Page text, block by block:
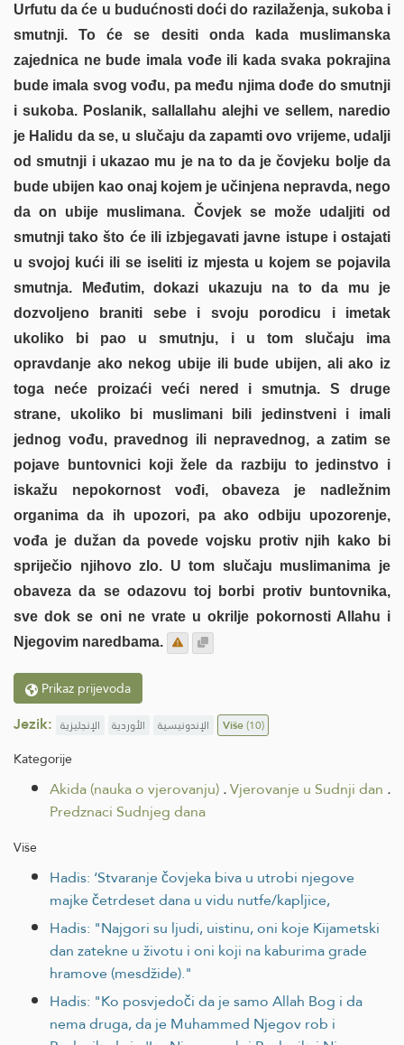
Urfutu da će u budućnosti doći do razilaženja, sukoba i
smutnji. To će se desiti onda kada muslimanska
zajednica ne bude imala vođe ili kada svaka pokrajina
bude imala svog vođu, pa među njima dođe do smutnji
i sukoba. Poslanik, sallallahu alejhi ve sellem, naredio
je Halidu da se, u slučaju da zapamti ovo vrijeme, udalji
od smutnji i ukazao mu je na to da je čovjeku bolje da
bude ubijen kao onaj kojem je učinjena nepravda, nego
da on ubije muslimana. Čovjek se može udaljiti od
smutnji tako što će ili izbjegavati javne istupe i ostajati
u svojoj kući ili se iseliti iz mjesta u kojem se pojavila
smutnja. Međutim, dokazi ukazuju na to da mu je
dozvoljeno braniti sebe i svoju porodicu i imetak
ukoliko bi pao u smutnju, i u tom slučaju ima
opravdanje ako nekog ubije ili bude ubijen, ali ako iz
toga neće proizaći veći nered i smutnja. S druge
strane, ukoliko bi muslimani bili jedinstveni i imali
jednog vođu, pravednog ili nepravednog, a zatim se
pojave buntovnici koji žele da razbiju to jedinstvo i
iskažu nepokornost vođi, obaveza je nadležnim
organima da ih upozori, pa ako odbiju upozorenje,
vođa je dužan da povede vojsku protiv njih kako bi
spriječio njihovo zlo. U tom slučaju muslimanima je
obaveza da se odazovu toj borbi protiv buntovnika,
sve dok se oni ne vrate u okrilje pokornosti Allahu i
Njegovim naredbama.
Prikaz prijevoda
Jezik: الإنجليزية الأوردية الإندونيسية Više(10)
Kategorije
Akida (nauka o vjerovanju).Vjerovanje u Sudnji dan .
Predznaci Sudnjeg dana
Više
Hadis: ‘Stvaranje čovjeka biva u utrobi njegove
majke četrdeset dana u vidu nutfe/kapljice,
Hadis: "Najgori su ljudi, uistinu, oni koje Kijametski
dan zatekne u životu i oni koji na kaburima grade
hramove (mesdžide)."
Hadis: "Ko posvjedoči da je samo Allah Bog i da
nema druga, da je Muhammed Njegov rob i